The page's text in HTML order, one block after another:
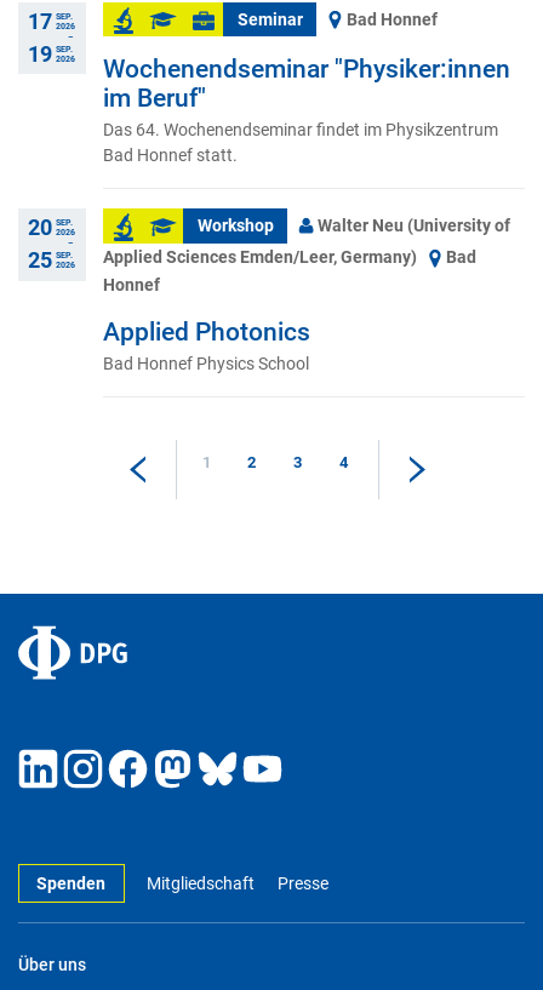
17 SEP.
2026
–
19 SEP.
2026
Seminar Bad Honnef
Wochenendseminar "Physiker:innen
im Beruf"
Das 64. Wochenendseminar findet im Physikzentrum
Bad Honnef statt.
20 SEP.
2026
–
25 SEP.
2026
Workshop
Walter Neu (University of
Applied Sciences Emden/Leer, Germany)
Bad
Honnef
Applied Photonics
Bad Honnef Physics School
1 2 3 4
Spenden Mitgliedschaft Presse
Über uns